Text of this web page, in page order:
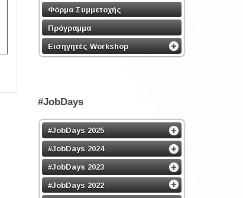
Φόρμα Συμμετοχής
Πρόγραμμα
Εισηγητές Workshop
#JobDays
#JobDays 2025
#JobDays 2024
#JobDays 2023
#JobDays 2022